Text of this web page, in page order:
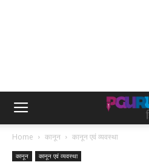
Home कानून कानून एवं व्यवस्था
कानून कानून एवं व्यवस्था